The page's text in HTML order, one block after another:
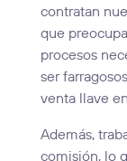
contratan
que
procesos
ser
venta llave
Además,
comisión, lo